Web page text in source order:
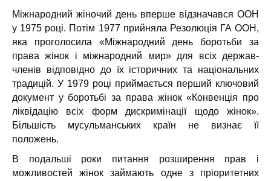
Міжнародний жіночий день вперше відзначався ООН
у 1975 році. Потім 1977 прийняла Резолюція ГА ООН,
яка проголосила «Міжнародний день боротьби за
права жінок і міжнародний мир» для всіх держав-
членів відповідно до їх історичних та національних
традицій. У 1979 році приймається перший ключовий
документ у боротьбі за права жінок «Конвенція про
ліквідацію всіх форм дискримінації щодо жінок».
Більшість мусульманських країн не визнає її
положень.
В подальші роки питання розширення прав і
можливостей жінок займають одне з пріоритетних